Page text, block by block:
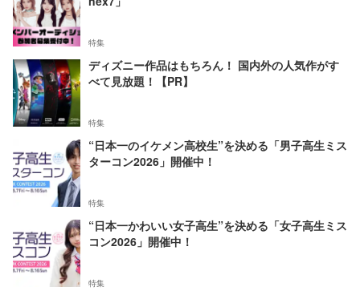
特集
ディズニー作品はもちろん！ 国内外の人気作がす
べて見放題！【PR】
特集
“日本一のイケメン高校生”を決める「男子高生ミス
ターコン2026」開催中！
特集
“日本一かわいい女子高生”を決める「女子高生ミス
コン2026」開催中！
特集